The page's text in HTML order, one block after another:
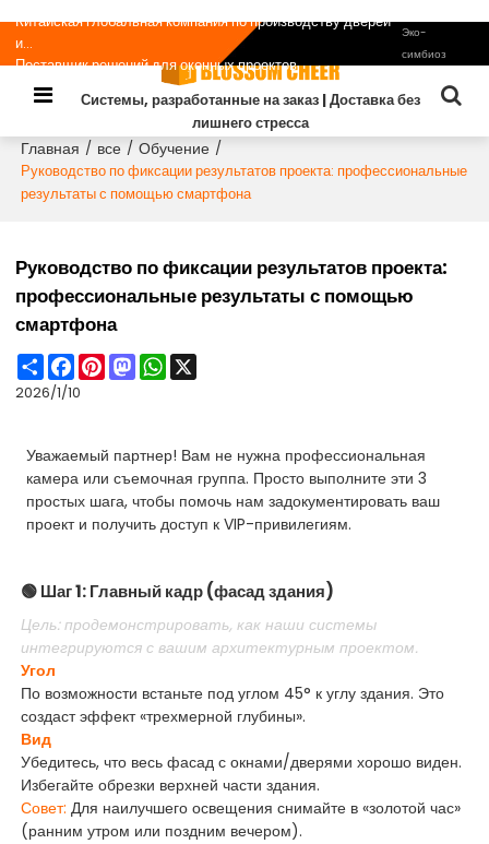
Китайская глобальная компания по производству дверей
и...
Поставщик решений для оконных проектов
Эко-
симбиоз
Системы, разработанные на заказ | Доставка без
лишнего стресса
Главная / все / Обучение /
Руководство по фиксации результатов проекта: профессиональные
результаты с помощью смартфона
Руководство по фиксации результатов проекта:
профессиональные результаты с помощью
смартфона
ShareFacebook
PinterestMastodonWhatsApp
2026/1/10
Уважаемый партнер! Вам не нужна профессиональная
камера или съемочная группа. Просто выполните эти 3
простых шага, чтобы помочь нам задокументировать ваш
проект и получить доступ к VIP-привилегиям.
🟢 Шаг 1: Главный кадр (фасад здания)
Цель: продемонстрировать, как наши системы
интегрируются с вашим архитектурным проектом.
Угол
По возможности встаньте под углом 45° к углу здания. Это
создаст эффект «трехмерной глубины».
Вид
Убедитесь, что весь фасад с окнами/дверями хорошо виден.
Избегайте обрезки верхней части здания.
Совет: Для наилучшего освещения снимайте в «золотой час»
(ранним утром или поздним вечером).